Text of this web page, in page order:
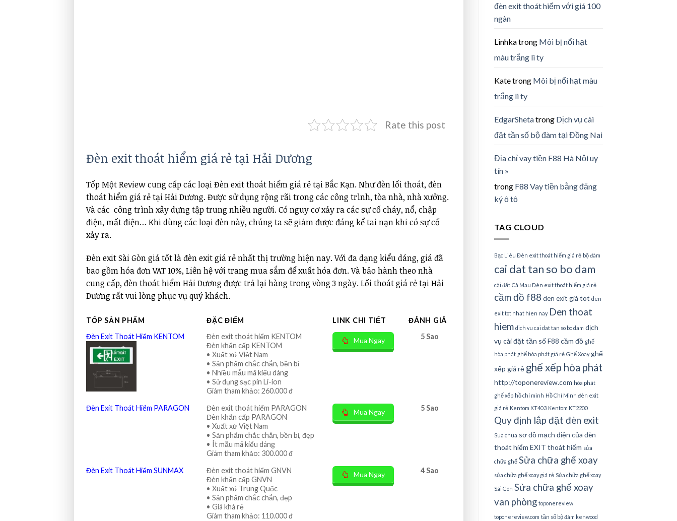
Rate this post
Đèn exit thoát hiểm giá rẻ tại Hải Dương
Tốp Một Review cung cấp các loại Đèn exit thoát hiểm giá rẻ tại Bắc Kạn. Như đèn lối thoát, đèn
thoát hiểm giá rẻ tại Hải Dương. Được sử dụng rộng rãi trong các công trình, tòa nhà, nhà xưởng.
Và các công trình xây dựng tập trung nhiều người. Có nguy cơ xảy ra các sự cố cháy, nổ, chập
điện, mất điện… Khi dùng các loại đèn này, chúng ta sẽ giảm được đáng kể tai nạn khi có sự cố
xảy ra.
Đèn exit Sài Gòn giá tốt là đèn exit giá rẻ nhất thị trường hiện nay. Với đa dạng kiểu dáng, giá đã
bao gồm hóa đơn VAT 10%, Liên hệ với trang mua sắm để xuất hóa đơn. Và bảo hành theo nhà
cung cấp, đèn thoát hiểm Hải Dương được trả lại hàng trong vòng 3 ngày. Lối thoát giá rẻ tại Hải
Dương rất vui lòng phục vụ quý khách.
TỐP SẢN PHẨM ĐẶC ĐIỂM LINK CHI TIẾT
ĐÁNH GIÁ
Đèn Exit Thoát Hiểm KENTOM
Đèn exit thoát hiểm KENTOM
Đèn khẩn cấp KENTOM
• Xuất xứ Việt Nam
• Sản phẩm chắc chắn, bền bỉ
• Nhiều mẫu mã kiểu dáng
• Sử dụng sạc pin Li-ion
Giám tham khảo: 260.000 đ
Mua Ngay 5 Sao
Đèn Exit Thoát Hiểm PARAGON
Đèn exit thoát hiểm PARAGON
Đèn khẩn cấp PARAGON
• Xuất xứ Việt Nam
• Sản phẩm chắc chắn, bền bỉ, đẹp
• Ít mẫu mã kiểu dáng
Giám tham khảo: 300.000 đ
Mua Ngay 5 Sao
Đèn Exit Thoát Hiểm SUNMAX
Đèn exit thoát hiểm GNVN
Đèn khẩn cấp GNVN
• Xuất xứ Trung Quốc
• Sản phẩm chắc chắn, đẹp
• Giá khá rẻ
Giám tham khảo: 110.000 đ
Mua Ngay 4 Sao
đèn exit thoát hiểm với giá 100
ngàn
Linhkatrong Môi bị nổi hạt
màu trắng li ty
Katetrong Môi bị nổi hạt màu
trắng li ty
EdgarShetatrong Dịch vụ cài
đặt tần số bộ đàm tại Đồng Nai
Địa chỉ vay tiền F88 Hà Nội uy
tín »
trong F88 Vay tiền bằng đăng
ký ô tô
TAG CLOUD
Bạc Liêu Đèn exit thoát hiểm giá rẻ bộ đàm
cai dat tan so bo dam
cài đặt Cà Mau Đèn exit thoát hiểm giá rẻ
cầm đồ f88 den exit giá tot den
exit tot nhat hien nay Den thoat
hiem dich vu cai dat tan so bo dam dịch
vụ cài đặt tần số F88 cầm đồ ghế
hòa phát ghế hòa phát giá rẻ Ghế Xoay ghế
xếp giá rẻ ghế xếp hòa phát
http://toponereview.com hòa phát
ghế xếp hồ chí minh Hồ Chí Minh đèn exit
giá rẻ Kentom KT403 Kentom KT2200
Quy định lắp đặt đèn exit
Sua chua sơ đồ mạch điện của đèn
thoát hiểm EXIT thoát hiểm sửa
chữa ghế Sửa chữa ghế xoay
sửa chữa ghế xoay giá rẻ Sửa chữa ghế xoay
Sài Gòn Sửa chữa ghế xoay
van phòng toponereview
toponereview.com tần số bộ đàm kenwood